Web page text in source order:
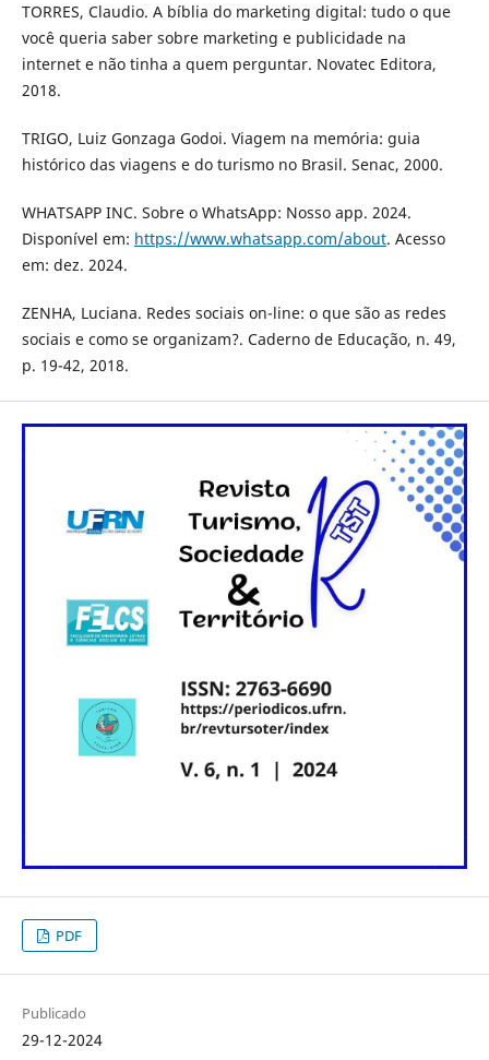
TORRES, Claudio. A bíblia do marketing digital: tudo o que
você queria saber sobre marketing e publicidade na
internet e não tinha a quem perguntar. Novatec Editora,
2018.
TRIGO, Luiz Gonzaga Godoi. Viagem na memória: guia
histórico das viagens e do turismo no Brasil. Senac, 2000.
WHATSAPP INC. Sobre o WhatsApp: Nosso app. 2024.
Disponível em: https://www.whatsapp.com/about. Acesso
em: dez. 2024.
ZENHA, Luciana. Redes sociais on-line: o que são as redes
sociais e como se organizam?. Caderno de Educação, n. 49,
p. 19-42, 2018.
PDF
Publicado
29-12-2024